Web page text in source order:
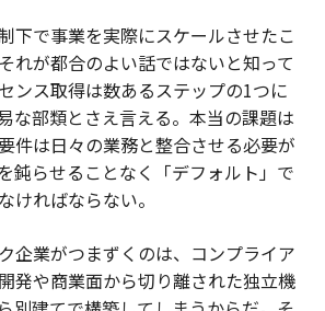
下で事業を実際にスケールさせたこ
れが都合のよい話ではないと知って
ンス取得は数あるステップの1つに
な部類とさえ言える。本当の課題は
件は日々の業務と整合させる必要が
鈍らせることなく「デフォルト」で
ければならない。
企業がつまずくのは、コンプライア
発や商業面から切り離された独立機